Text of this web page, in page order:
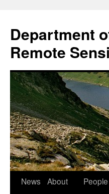
treści
Department
Remote
News
About
People